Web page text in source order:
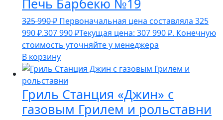
325 990₽ Первоначальная цена составляла 325
990 ₽.307 990₽Текущая цена: 307 990 ₽. Конечную
стоимость уточняйте у менеджера
В корзину
Гриль Станция «Джин» с
газовым Грилем и рольставни